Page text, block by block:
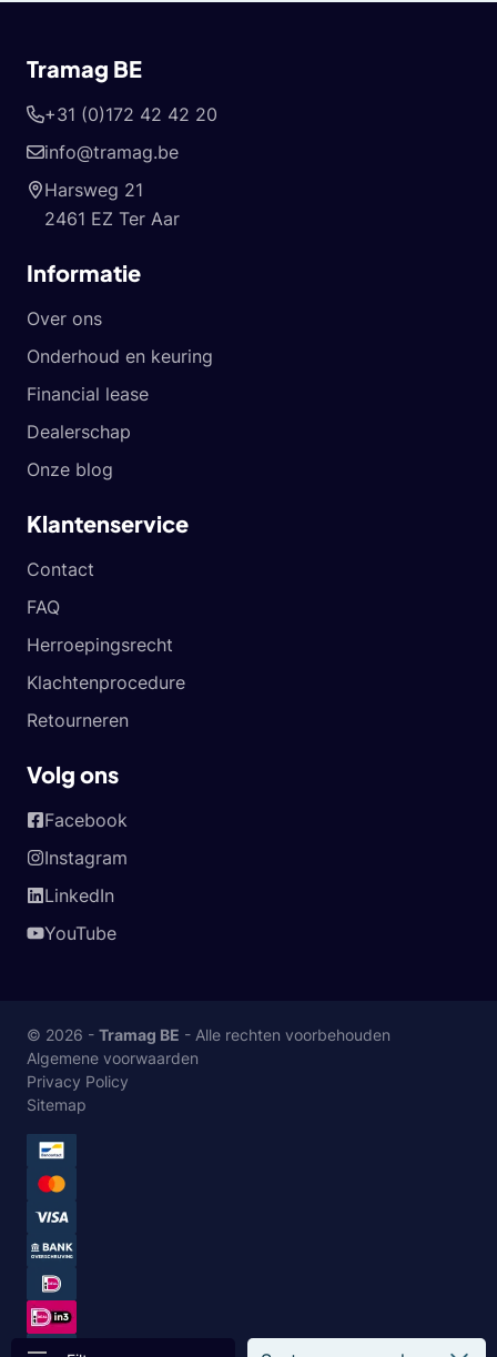
Tramag BE
+31 (0)172 42 42 20
info@tramag.be
Harsweg 21
2461 EZ Ter Aar
Informatie
Over ons
Onderhoud en keuring
Financial lease
Dealerschap
Onze blog
Klantenservice
Contact
FAQ
Herroepingsrecht
Klachtenprocedure
Retourneren
Volg ons
Facebook
Instagram
LinkedIn
YouTube
© 2026 - Tramag BE - Alle rechten voorbehouden
Algemene voorwaarden
Privacy Policy
Sitemap